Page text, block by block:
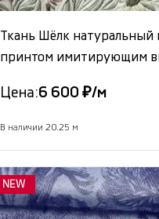
Ткань Шёлк
принтом имитирующим
Цена:6 600 ₽/м
В наличии 20.25 м
NEW